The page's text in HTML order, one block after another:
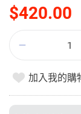
$420.00
加入我的購